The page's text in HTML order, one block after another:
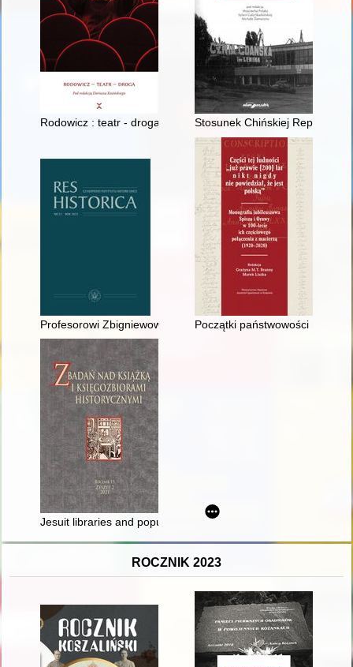
Rodowicz : teatr - droga Stosunek Chińskiej Republiki
Profesorowi Zbigniewowi Zaporowskiemu w siedemdziesiątą
Początki państwowości
Jesuit libraries and popular Jesuit literature in Kingdom of
ROCZNIK 2023